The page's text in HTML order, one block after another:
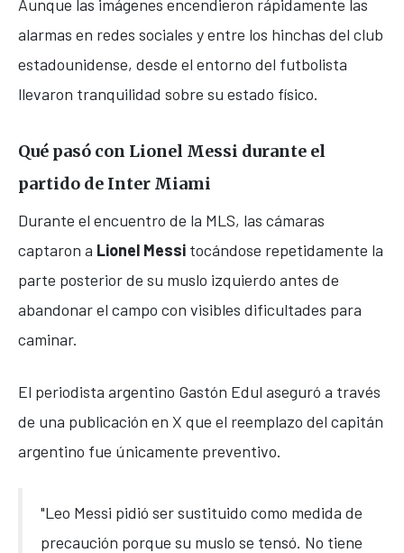
Aunque las imágenes encendieron rápidamente las
alarmas en redes sociales y entre los hinchas del club
estadounidense, desde el entorno del futbolista
llevaron tranquilidad sobre su estado físico.
Qué pasó con Lionel Messi durante el
partido de Inter Miami
Durante el encuentro de la MLS, las cámaras
captaron a Lionel Messi tocándose repetidamente la
parte posterior de su muslo izquierdo antes de
abandonar el campo con visibles dificultades para
caminar.
El periodista argentino Gastón Edul aseguró a través
de una publicación en X que el reemplazo del capitán
argentino fue únicamente preventivo.
"Leo Messi pidió ser sustituido como medida de
precaución porque su muslo se tensó. No tiene